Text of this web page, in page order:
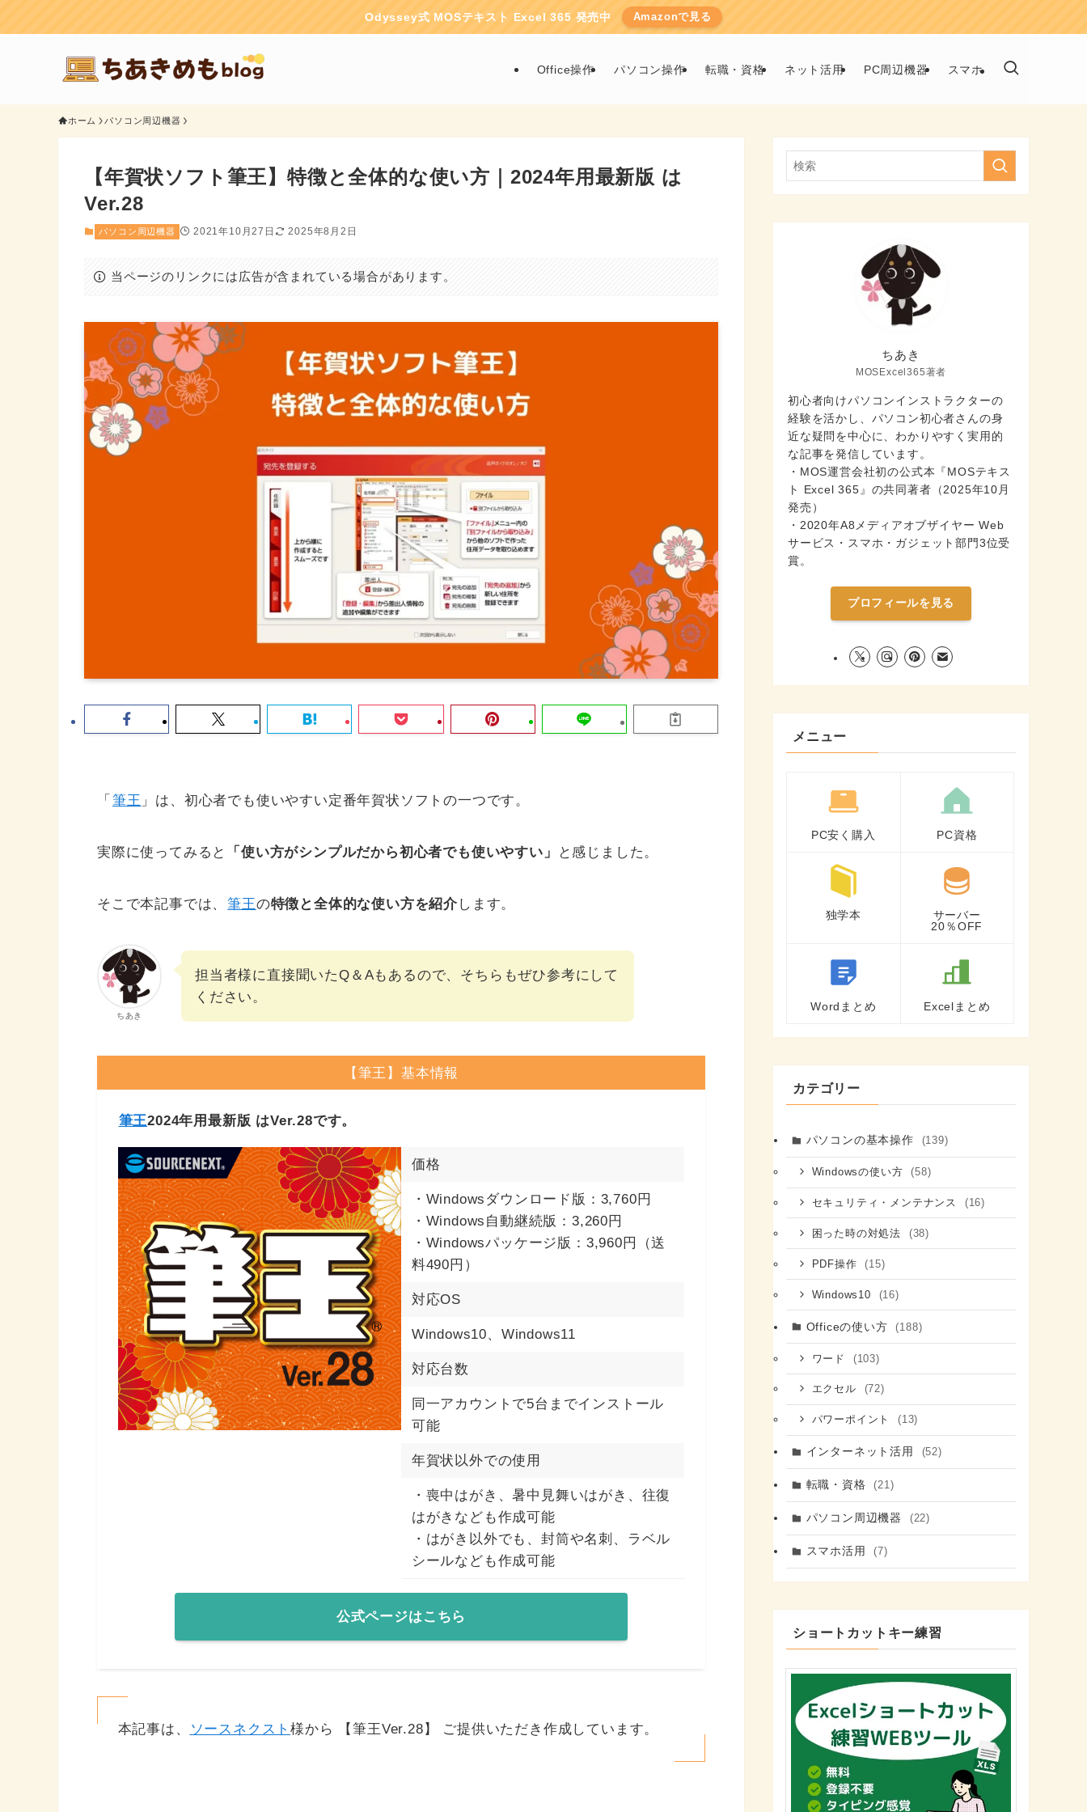
Odyssey式 MOSテキスト Excel 365 発売中 Amazonで見る
Office操作 パソコン操作 転職・資格 ネット活用 PC周辺機器 スマホ
ホーム パソコン周辺機器
【年賀状ソフト筆王】特徴と全体的な使い方｜2024年用最新版 は
Ver.28
パソコン周辺機器 2021年10月27日 2025年8月2日
当ページのリンクには広告が含まれている場合があります。
「 筆王 」は、初心者でも使いやすい定番年賀状ソフトの一つです。
実際に使ってみると 「使い方がシンプルだから初心者でも使いやすい」 と感じました。
そこで本記事では、 筆王の特徴と全体的な使い方を紹介します。
ちあき
担当者様に直接聞いたQ＆Aもあるので、そちらもぜひ参考にして
ください。
【筆王】基本情報
筆王2024年用最新版 はVer.28です。
価格
・Windowsダウンロード版：3,760円
・Windows自動継続版：3,260円
・Windowsパッケージ版：3,960円（送
料490円）
対応OS
Windows10、Windows11
対応台数
同一アカウントで5台までインストール
可能
年賀状以外での使用
・喪中はがき、暑中見舞いはがき、往復
はがきなども作成可能
・はがき以外でも、封筒や名刺、ラベル
シールなども作成可能
公式ページはこちら
本記事は、 ソースネクスト様から 【筆王Ver.28】 ご提供いただき作成しています。
ちあき
MOSExcel365著者
初心者向けパソコンインストラクターの
経験を活かし、パソコン初心者さんの身
近な疑問を中心に、わかりやすく実用的
な記事を発信しています。
・MOS運営会社初の公式本『MOSテキス
ト Excel 365』の共同著者（2025年10月
発売）
・2020年A8メディアオブザイヤー Web
サービス・スマホ・ガジェット部門3位受
賞。
プロフィールを見る
メニュー
PC安く購入 PC資格
独学本
サーバー
20％OFF
Wordまとめ Excelまとめ
カテゴリー
パソコンの基本操作 (139)
Windowsの使い方 (58)
セキュリティ・メンテナンス (16)
困った時の対処法 (38)
PDF操作 (15)
Windows10 (16)
Officeの使い方 (188)
ワード (103)
エクセル (72)
パワーポイント (13)
インターネット活用 (52)
転職・資格 (21)
パソコン周辺機器 (22)
スマホ活用 (7)
ショートカットキー練習